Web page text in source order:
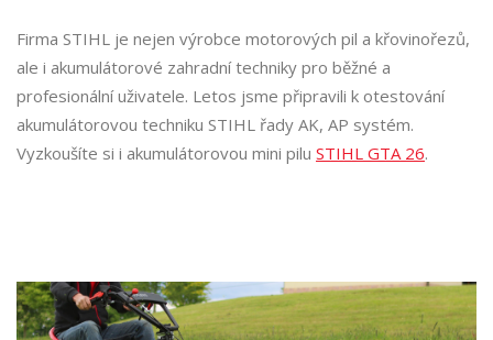
Firma STIHL je nejen výrobce motorových pil a křovinořezů,
ale i akumulátorové zahradní techniky pro běžné a
profesionální uživatele. Letos jsme připravili k otestování
akumulátorovou techniku STIHL řady AK, AP systém.
Vyzkoušíte si i akumulátorovou mini pilu STIHL GTA 26.